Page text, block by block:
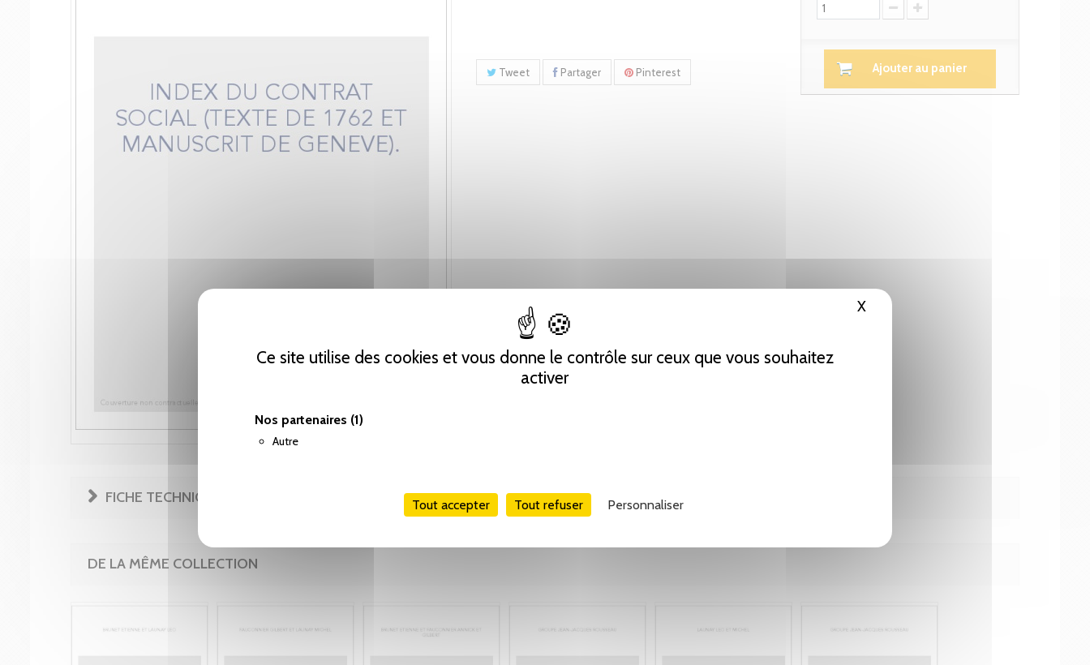
Ce site utilise des cookies et vous donne le contrôle sur ceux que vous souhaitez
activer
Nos partenaires (1)
Autre
Tout accepter Tout refuser Personnaliser
X Masquer le bandeau des cookies
Tweet Partager Pinterest Ajouter au panier
FICHE TECHNIQUE
DE LA MÊME COLLECTION